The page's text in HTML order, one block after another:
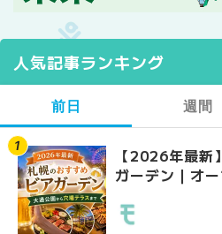
人気記事ランキング
前日
【2026年最新
ガーデン｜オ
大通公園から
HOKKAIDO
週間